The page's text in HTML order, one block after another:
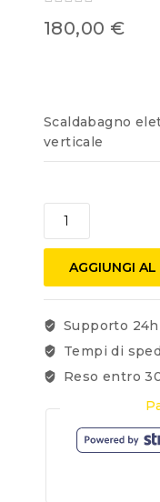
0
out
180,00 €
Scaldabagno
verticale
AGGIUNGI
Supporto 24h
Tempi di
Reso entro